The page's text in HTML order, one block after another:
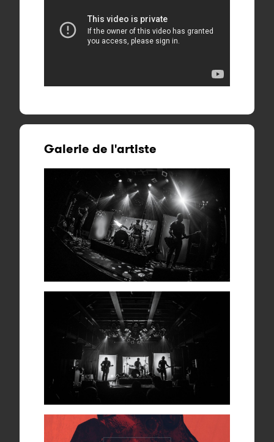
Galerie de l'artiste